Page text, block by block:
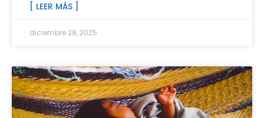
[ LEER MÁS ]
diciembre 28, 2025